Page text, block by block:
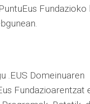
Fundazioko
.EUS Domeinuaren
Fundazioarentzat